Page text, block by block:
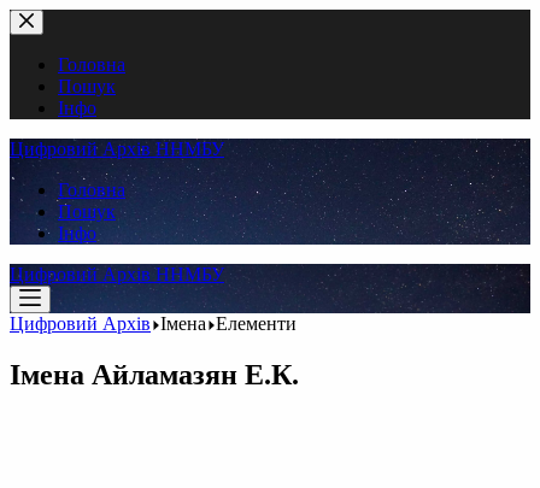
Перейти
до
вмістуГоловна
Пошук
Інфо
Цифровий Архів ННМБУ
Головна
Пошук
Інфо
Цифровий Архів ННМБУ
Цифровий Архів Імена Елементи
Імена Айламазян Е.К.